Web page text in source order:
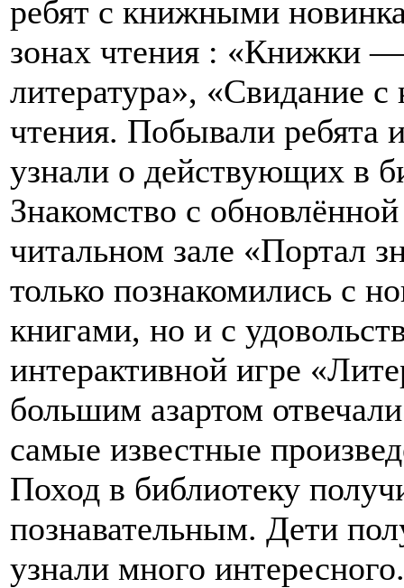
ребят с книжными
зонах чтения : «Книжки
литература», «Свидание
чтения. Побывали ребята
узнали о действующих в
Знакомство с
читальном зале «Портал
только познакомились с
книгами, но и с
интерактивной игре
большим азартом
самые известные
Поход в библиотеку
познавательным. Дети
узнали много интересного.